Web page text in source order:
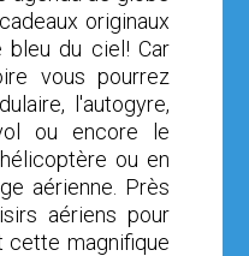
originaux
du ciel! Car
vous pourrez
l'autogyre,
ou encore le
ou en
aérienne. Près
aériens pour
cette magnifique